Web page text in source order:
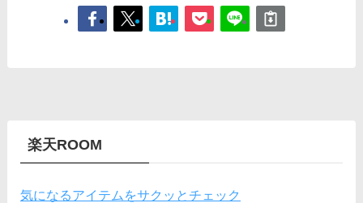
楽天ROOM
気になるアイテムをサクッとチェック